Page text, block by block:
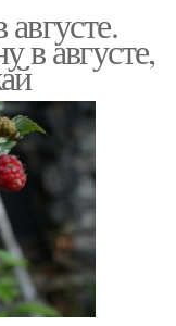
в августе,